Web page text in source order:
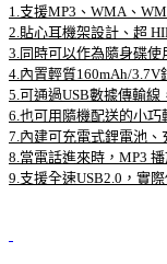
1.支援MP3、WMA、
2.貼心耳機架設計、超
3.同時可以作為隨身碟使
4.內置輕質160mAh/3.7V
5.可通過USB數據傳輸線
6.也可用隨機配送的小巧
7.內建可充電式鋰電池、
8.當電話進來時，MP3
9.支援全速USB2.0，實